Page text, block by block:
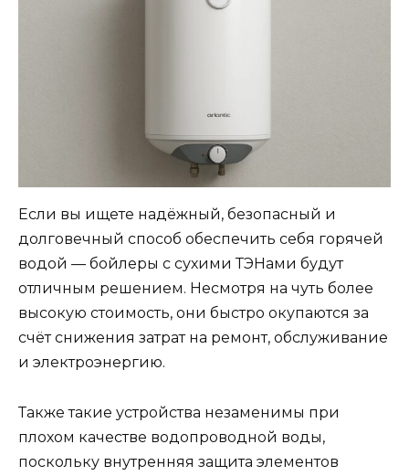
Если вы ищете надёжный, безопасный и
долговечный способ обеспечить себя горячей
водой — бойлеры с сухими ТЭНами будут
отличным решением. Несмотря на чуть более
высокую стоимость, они быстро окупаются за
счёт снижения затрат на ремонт, обслуживание
и электроэнергию.
Также такие устройства незаменимы при
плохом качестве водопроводной воды,
поскольку внутренняя защита элементов